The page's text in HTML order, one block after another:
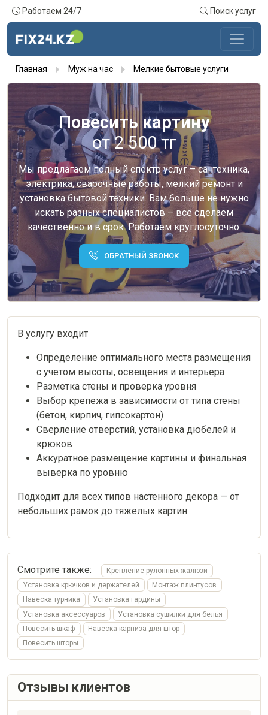
Работаем 24/7 Поиск услуг
Главная Муж на час Мелкие бытовые услуги
Повесить картину
от 2 500 тг
Мы предлагаем полный спектр услуг – сантехника,
электрика, сварочные работы, мелкий ремонт и
установка бытовой техники. Вам больше не нужно
искать разных специалистов – всё сделаем
качественно и в срок. Работаем круглосуточно.
ОБРАТНЫЙ ЗВОНОК
В услугу входит
Определение оптимального места размещения
с учетом высоты, освещения и интерьера
Разметка стены и проверка уровня
Выбор крепежа в зависимости от типа стены
(бетон, кирпич, гипсокартон)
Сверление отверстий, установка дюбелей и
крюков
Аккуратное размещение картины и финальная
выверка по уровню
Подходит для всех типов настенного декора — от
небольших рамок до тяжелых картин.
Смотрите также:
Крепление рулонных жалюзи
Установка крючков и держателей
Монтаж плинтусов
Навеска турника
Установка гардины
Установка аксессуаров
Установка сушилки для белья
Повесить шкаф
Навеска карниза для штор
Повесить шторы
Отзывы клиентов